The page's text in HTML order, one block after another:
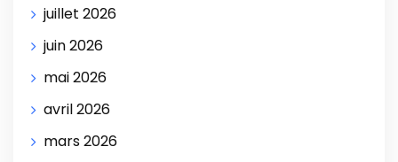
juillet 2026
juin 2026
mai 2026
avril 2026
mars 2026